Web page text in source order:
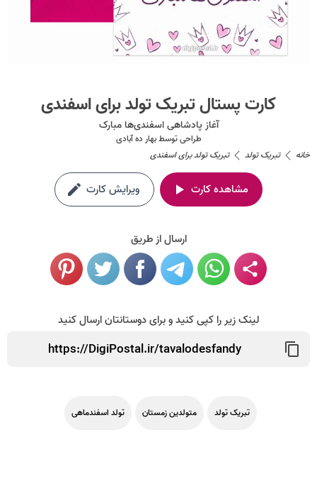
کارت پستال تبریک تولد برای اسفندی
آغاز پادشاهی اسفندی‌ها مبارک
طراحی توسطبهار ده آبادی
خانه
تبریک تولد تبریک تولد برای اسفندی
مشاهده کارت ویرایش کارت
ارسال از طریق
لینک زیر را کپی کنید و برای دوستانتان ارسال کنید
تبریک تولد متولدین زمستان تولد اسفندماهی